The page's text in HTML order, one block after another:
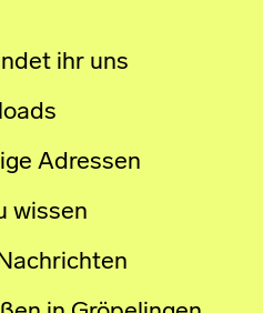
ihr uns
Adressen
wissen